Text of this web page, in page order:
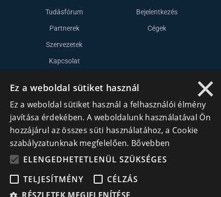
Tudásfórum
Partnerek
Szervezetek
Kapcsolat
Bejelentkezés
Cégek
Lépj kapcsolatba velünk
info@cegek.ro
+40 740 856 970
×
Ez a weboldal sütiket használ
Ez a weboldal sütiket használ a felhasználói élmény
javítása érdekében. A weboldalunk használatával Ön
hozzájárul az összes süti használatához, a Cookie
szabályzatunknak megfelelően. Bővebben
ELENGEDHETETLENÜL SZÜKSÉGES
TELJESÍTMÉNY
CÉLZÁS